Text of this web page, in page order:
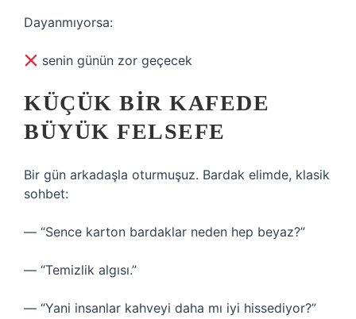
Dayanmıyorsa:
senin günün zor geçecek
KÜÇÜK BIR KAFEDE
BÜYÜK FELSEFE
Bir gün arkadaşla oturmuşuz. Bardak elimde, klasik
sohbet:
— “Sence karton bardaklar neden hep beyaz?”
— “Temizlik algısı.”
— “Yani insanlar kahveyi daha mı iyi hissediyor?”